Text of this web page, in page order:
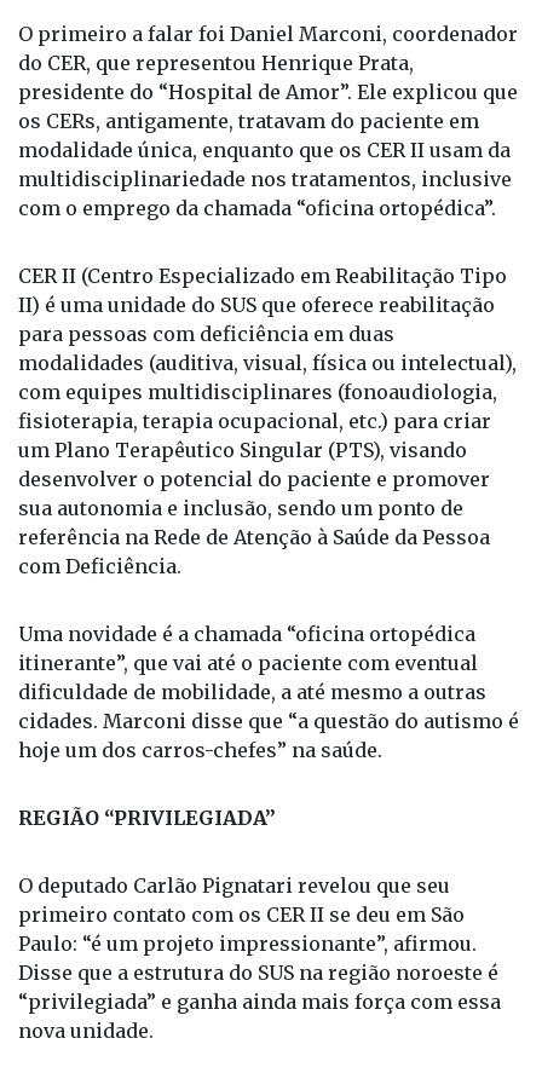
O primeiro a falar foi Daniel Marconi, coordenador
do CER, que representou Henrique Prata,
presidente do “Hospital de Amor”. Ele explicou que
os CERs, antigamente, tratavam do paciente em
modalidade única, enquanto que os CER II usam da
multidisciplinariedade nos tratamentos, inclusive
CER II (Centro Especializado em Reabilitação Tipo
II) é uma unidade do SUS que oferece reabilitação
para pessoas com deficiência em duas
modalidades (auditiva, visual, física ou intelectual),
com equipes multidisciplinares (fonoaudiologia,
fisioterapia, terapia ocupacional, etc.) para criar
um Plano Terapêutico Singular (PTS), visando
desenvolver o potencial do paciente e promover
sua autonomia e inclusão, sendo um ponto de
referência na Rede de Atenção à Saúde da Pessoa
Uma novidade é a chamada “oficina ortopédica
itinerante”, que vai até o paciente com eventual
dificuldade de mobilidade, a até mesmo a outras
cidades. Marconi disse que “a questão do autismo é
O deputado Carlão Pignatari revelou que seu
primeiro contato com os CER II se deu em São
Paulo: “é um projeto impressionante”, afirmou.
Disse que a estrutura do SUS na região noroeste é
“privilegiada” e ganha ainda mais força com essa